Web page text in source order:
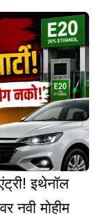
इथेनॉल
नवी मोहीम